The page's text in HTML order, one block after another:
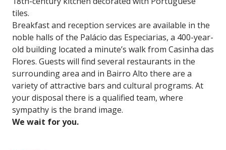
tiles.
Breakfast and reception services are available in the
noble halls of the Palácio das Especiarias, a 400-year-
old building located a minute’s walk from Casinha das
Flores. Guests will find several restaurants in the
surrounding area and in Bairro Alto there are a
variety of attractive bars and cultural programs. At
your disposal there is a qualified team, where
sympathy is the brand image.
We wait for you.